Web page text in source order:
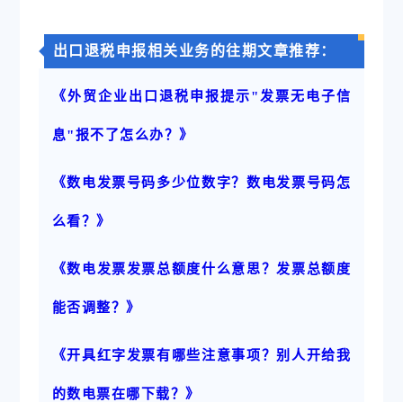
出口退税申报相关业务的往期文章推荐：
《外贸企业出口退税申报提示"发票无电子信
息"报不了怎么办？》
《数电发票号码多少位数字？数电发票号码怎
么看？》
《数电发票发票总额度什么意思？发票总额度
能否调整？》
《开具红字发票有哪些注意事项？别人开给我
的数电票在哪下载？》